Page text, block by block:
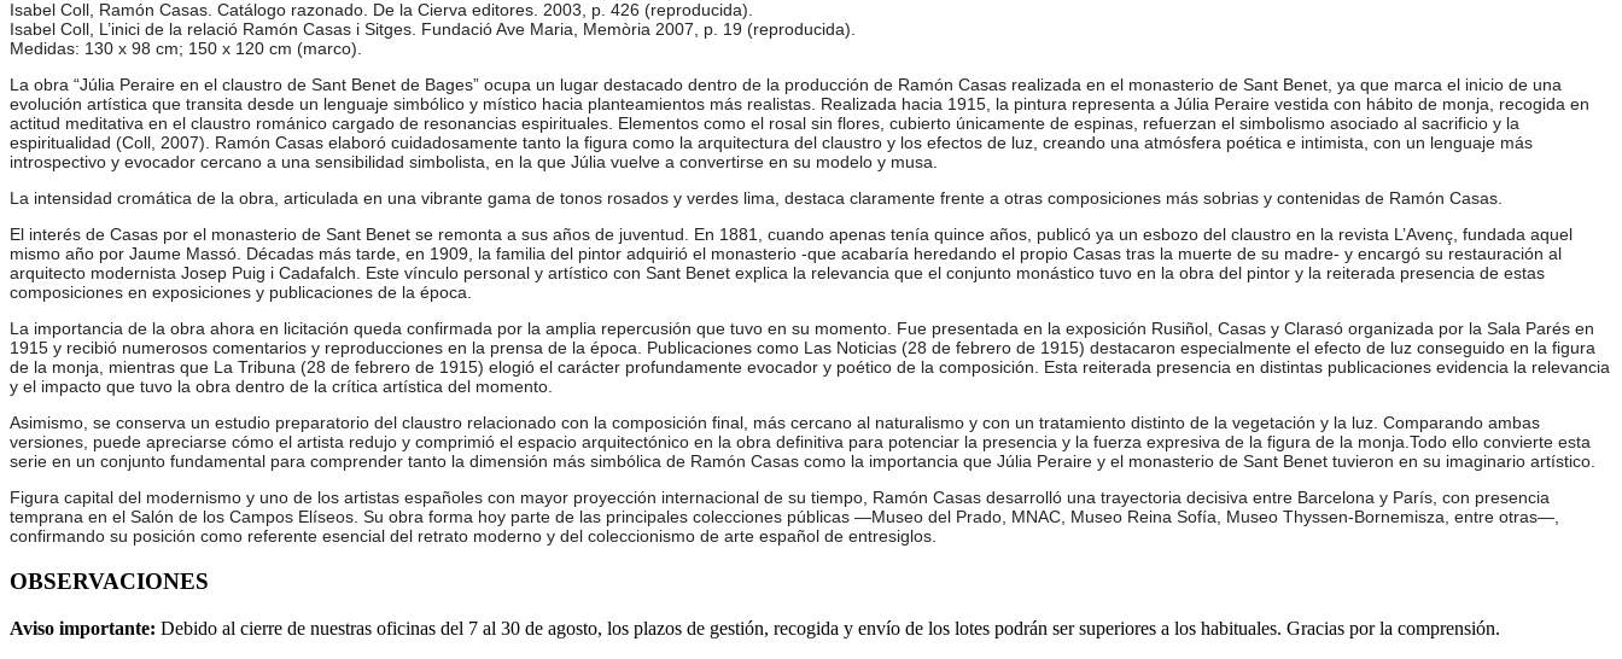
Isabel Coll, Ramón Casas. Catálogo razonado. De la Cierva editores. 2003, p. 426 (reproducida).
Isabel Coll, L’inici de la relació Ramón Casas i Sitges. Fundació Ave Maria, Memòria 2007, p. 19 (reproducida).
Medidas: 130 x 98 cm; 150 x 120 cm (marco).
La obra “Júlia Peraire en el claustro de Sant Benet de Bages” ocupa un lugar destacado dentro de la producción de Ramón Casas realizada en el monasterio de Sant Benet, ya que marca el inicio de una
evolución artística que transita desde un lenguaje simbólico y místico hacia planteamientos más realistas. Realizada hacia 1915, la pintura representa a Júlia Peraire vestida con hábito de monja, recogida en
actitud meditativa en el claustro románico cargado de resonancias espirituales. Elementos como el rosal sin flores, cubierto únicamente de espinas, refuerzan el simbolismo asociado al sacrificio y la
espiritualidad (Coll, 2007). Ramón Casas elaboró cuidadosamente tanto la figura como la arquitectura del claustro y los efectos de luz, creando una atmósfera poética e intimista, con un lenguaje más
introspectivo y evocador cercano a una sensibilidad simbolista, en la que Júlia vuelve a convertirse en su modelo y musa.
La intensidad cromática de la obra, articulada en una vibrante gama de tonos rosados y verdes lima, destaca claramente frente a otras composiciones más sobrias y contenidas de Ramón Casas.
El interés de Casas por el monasterio de Sant Benet se remonta a sus años de juventud. En 1881, cuando apenas tenía quince años, publicó ya un esbozo del claustro en la revista L’Avenç, fundada aquel
mismo año por Jaume Massó. Décadas más tarde, en 1909, la familia del pintor adquirió el monasterio -que acabaría heredando el propio Casas tras la muerte de su madre- y encargó su restauración al
arquitecto modernista Josep Puig i Cadafalch. Este vínculo personal y artístico con Sant Benet explica la relevancia que el conjunto monástico tuvo en la obra del pintor y la reiterada presencia de estas
composiciones en exposiciones y publicaciones de la época.
La importancia de la obra ahora en licitación queda confirmada por la amplia repercusión que tuvo en su momento. Fue presentada en la exposición Rusiñol, Casas y Clarasó organizada por la Sala Parés en
1915 y recibió numerosos comentarios y reproducciones en la prensa de la época. Publicaciones como Las Noticias (28 de febrero de 1915) destacaron especialmente el efecto de luz conseguido en la figura
de la monja, mientras que La Tribuna (28 de febrero de 1915) elogió el carácter profundamente evocador y poético de la composición. Esta reiterada presencia en distintas publicaciones evidencia la relevancia
y el impacto que tuvo la obra dentro de la crítica artística del momento.
Asimismo, se conserva un estudio preparatorio del claustro relacionado con la composición final, más cercano al naturalismo y con un tratamiento distinto de la vegetación y la luz. Comparando ambas
versiones, puede apreciarse cómo el artista redujo y comprimió el espacio arquitectónico en la obra definitiva para potenciar la presencia y la fuerza expresiva de la figura de la monja.Todo ello convierte esta
serie en un conjunto fundamental para comprender tanto la dimensión más simbólica de Ramón Casas como la importancia que Júlia Peraire y el monasterio de Sant Benet tuvieron en su imaginario artístico.
Figura capital del modernismo y uno de los artistas españoles con mayor proyección internacional de su tiempo, Ramón Casas desarrolló una trayectoria decisiva entre Barcelona y París, con presencia
temprana en el Salón de los Campos Elíseos. Su obra forma hoy parte de las principales colecciones públicas —Museo del Prado, MNAC, Museo Reina Sofía, Museo Thyssen-Bornemisza, entre otras—,
confirmando su posición como referente esencial del retrato moderno y del coleccionismo de arte español de entresiglos.
OBSERVACIONES
Aviso importante: Debido al cierre de nuestras oficinas del 7 al 30 de agosto, los plazos de gestión, recogida y envío de los lotes podrán ser superiores a los habituales. Gracias por la comprensión.